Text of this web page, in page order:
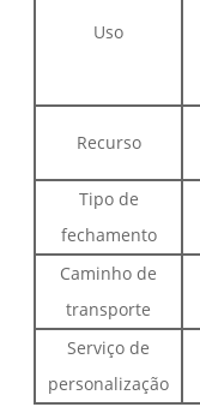
Uso
Recurso
Tipo de
fechamento
Caminho de
transporte
Serviço de
personalização